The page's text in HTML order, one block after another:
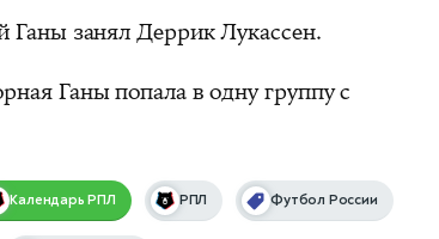
занял Деррик Лукассен.
Ганы попала в одну группу с
Календарь РПЛ РПЛ Футбол России